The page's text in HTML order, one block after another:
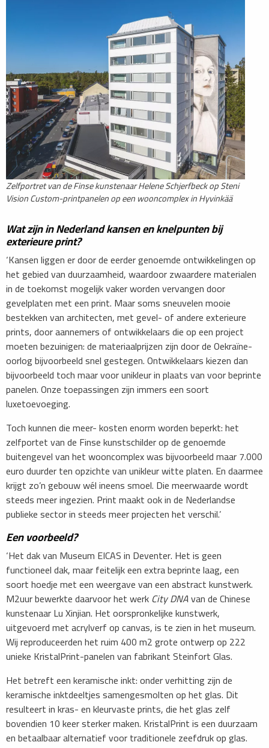
Zelfportret van de Finse kunstenaar Helene Schjerfbeck op Steni
Vision Custom-printpanelen op een wooncomplex in Hyvinkää
Wat zijn in Nederland kansen en knelpunten bij
exterieure print?
‘Kansen liggen er door de eerder genoemde ontwikkelingen op
het gebied van duurzaamheid, waardoor zwaardere materialen
in de toekomst mogelijk vaker worden vervangen door
gevelplaten met een print. Maar soms sneuvelen mooie
bestekken van architecten, met gevel- of andere exterieure
prints, door aannemers of ontwikkelaars die op een project
moeten bezuinigen: de materiaalprijzen zijn door de Oekraïne-
oorlog bijvoorbeeld snel gestegen. Ontwikkelaars kiezen dan
bijvoorbeeld toch maar voor unikleur in plaats van voor beprinte
panelen. Onze toepassingen zijn immers een soort
luxetoevoeging.
Toch kunnen die meer- kosten enorm worden beperkt: het
zelfportet van de Finse kunstschilder op de genoemde
buitengevel van het wooncomplex was bijvoorbeeld maar 7.000
euro duurder ten opzichte van unikleur witte platen. En daarmee
krijgt zo’n gebouw wél ineens smoel. Die meerwaarde wordt
steeds meer ingezien. Print maakt ook in de Nederlandse
publieke sector in steeds meer projecten het verschil.’
Een voorbeeld?
‘Het dak van Museum EICAS in Deventer. Het is geen
functioneel dak, maar feitelijk een extra beprinte laag, een
soort hoedje met een weergave van een abstract kunstwerk.
M2uur bewerkte daarvoor het werkCity DNAvan de Chinese
kunstenaar Lu Xinjian. Het oorspronkelijke kunstwerk,
uitgevoerd met acrylverf op canvas, is te zien in het museum.
Wij reproduceerden het ruim 400 m2 grote ontwerp op 222
unieke KristalPrint-panelen van fabrikant Steinfort Glas.
Het betreft een keramische inkt: onder verhitting zijn de
keramische inktdeeltjes samengesmolten op het glas. Dit
resulteert in kras- en kleurvaste prints, die het glas zelf
bovendien 10 keer sterker maken. KristalPrint is een duurzaam
en betaalbaar alternatief voor traditionele zeefdruk op glas.